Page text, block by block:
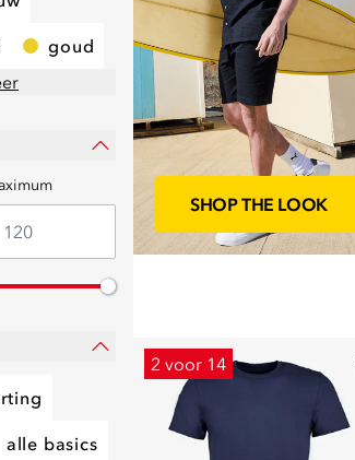
goud
alle basics
SHOP THE LOOK
2 voor 14